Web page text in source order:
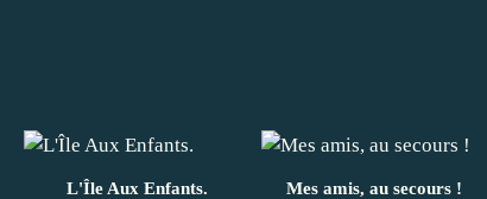
L'Île Aux Enfants. Mes amis, au secours !